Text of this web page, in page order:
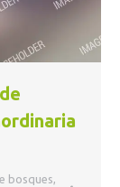
bosques,